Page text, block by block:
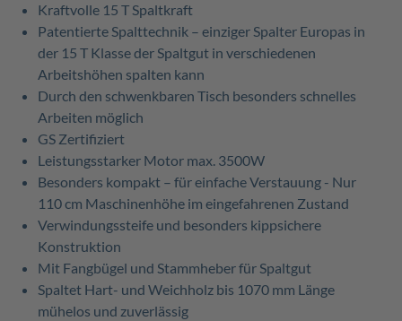
Kraftvolle 15 T Spaltkraft
Patentierte Spalttechnik – einziger Spalter Europas in
der 15 T Klasse der Spaltgut in verschiedenen
Arbeitshöhen spalten kann
Durch den schwenkbaren Tisch besonders schnelles
Arbeiten möglich
GS Zertifiziert
Leistungsstarker Motor max. 3500W
Besonders kompakt – für einfache Verstauung - Nur
110 cm Maschinenhöhe im eingefahrenen Zustand
Verwindungssteife und besonders kippsichere
Konstruktion
Mit Fangbügel und Stammheber für Spaltgut
Spaltet Hart- und Weichholz bis 1070 mm Länge
mühelos und zuverlässig